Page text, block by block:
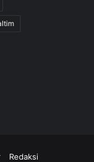
Redaksi